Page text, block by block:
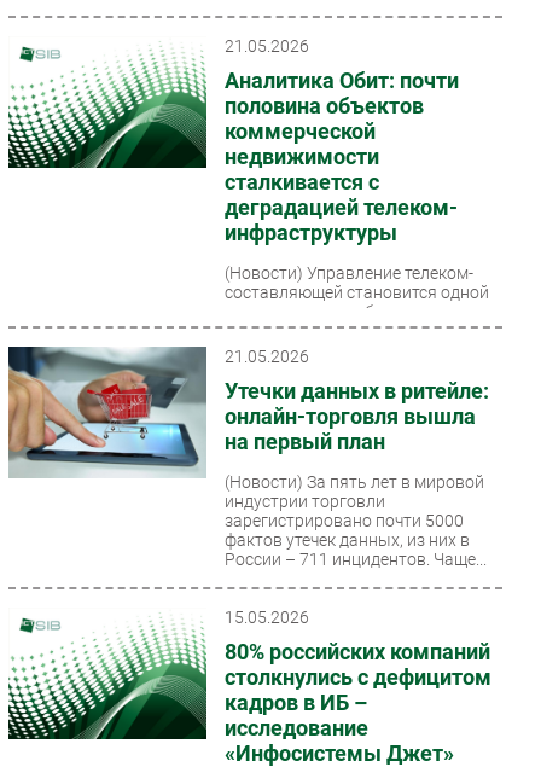
21.05.2026
Аналитика Обит: почти
половина объектов
коммерческой
недвижимости
сталкивается с
деградацией телеком-
инфраструктуры
(Новости) Управление телеком-
составляющей становится одной
из системных проблем для
объектов коммерческой
недвижимости — бизнес- и
торговых...
21.05.2026
Утечки данных в ритейле:
онлайн-торговля вышла
на первый план
(Новости) За пять лет в мировой
индустрии торговли
зарегистрировано почти 5000
фактов утечек данных, из них в
России – 711 инцидентов. Чаще...
15.05.2026
80% российских компаний
столкнулись с дефицитом
кадров в ИБ –
исследование
«Инфосистемы Джет»